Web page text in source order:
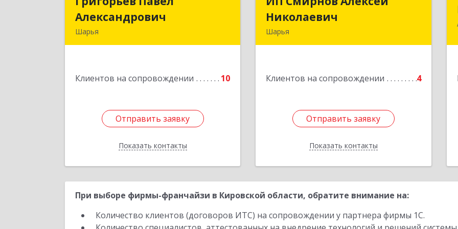
Александрович
Шарья
Клиентов на сопровождении 10
Отправить заявку
Показать контакты
Александрович
Подробнее
Отправить заявку
Назад
Николаевич
Шарья
Клиентов на сопровождении 4
Отправить заявку
Показать контакты
Отправить заявку
Назад
При выборе фирмы-франчайзи в Кировской области, обратите внимание на:
Количество клиентов (договоров ИТС) на сопровождении у партнера фирмы 1С.